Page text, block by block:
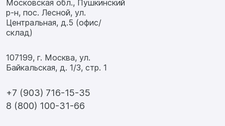
Московская обл., Пушкинский
р-н, пос. Лесной, ул.
Центральная, д.5 (офис/
склад)
107199, г. Москва, ул.
Байкальская, д. 1/3, стр. 1
+7 (903) 716-15-35
8 (800) 100-31-66